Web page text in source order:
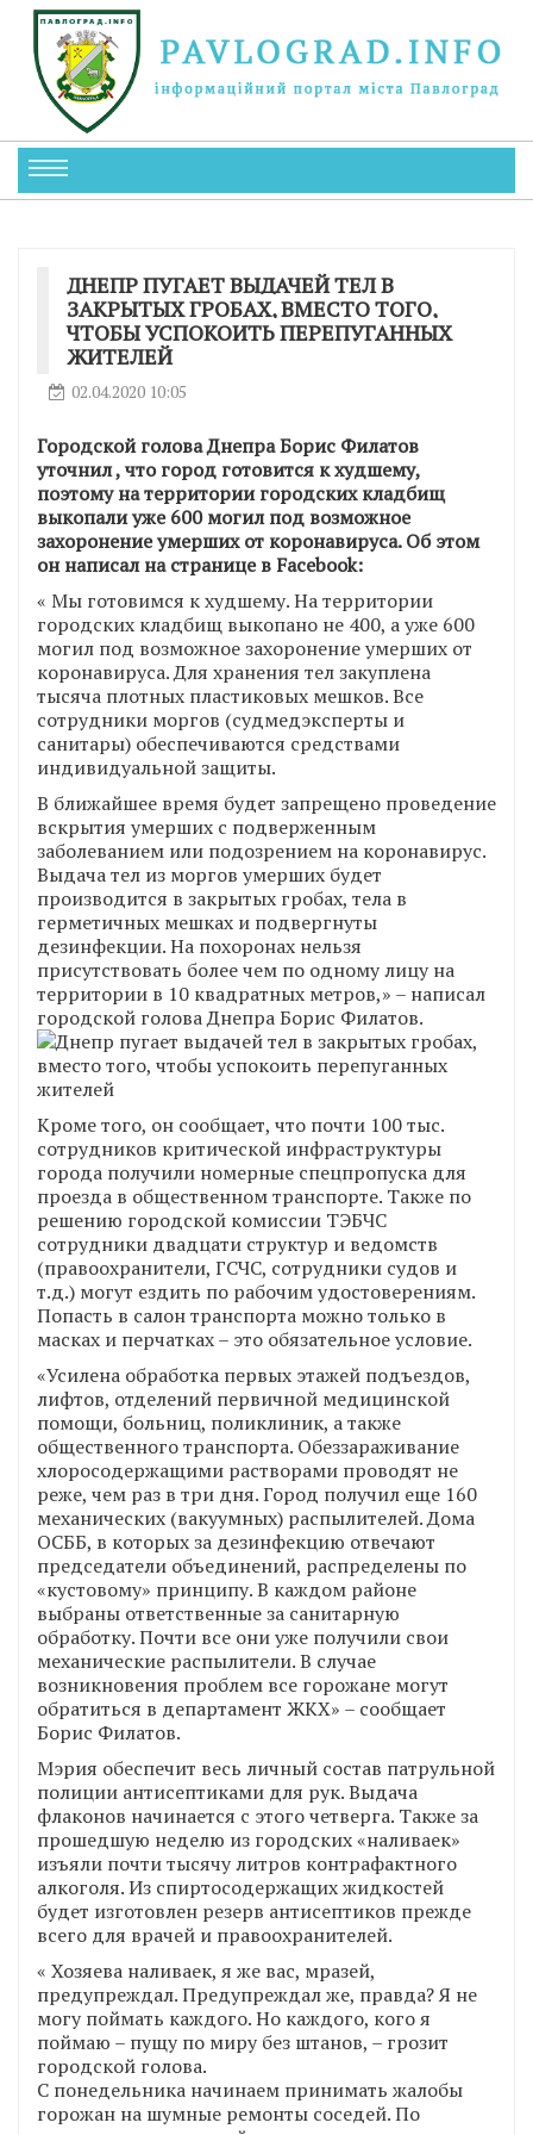
ДНЕПР ПУГАЕТ ВЫДАЧЕЙ ТЕЛ В
ЗАКРЫТЫХ ГРОБАХ, ВМЕСТО ТОГО,
ЧТОБЫ УСПОКОИТЬ ПЕРЕПУГАННЫХ
ЖИТЕЛЕЙ
02.04.2020 10:05
Городской голова Днепра Борис Филатов
уточнил , что город готовится к худшему,
поэтому на территории городских кладбищ
выкопали уже 600 могил под возможное
захоронение умерших от коронавируса. Об этом
он написал на странице в Facebook:
« Мы готовимся к худшему. На территории
городских кладбищ выкопано не 400, а уже 600
могил под возможное захоронение умерших от
коронавируса. Для хранения тел закуплена
тысяча плотных пластиковых мешков. Все
сотрудники моргов (судмедэксперты и
санитары) обеспечиваются средствами
индивидуальной защиты.
В ближайшее время будет запрещено проведение
вскрытия умерших с подверженным
заболеванием или подозрением на коронавирус.
Выдача тел из моргов умерших будет
производится в закрытых гробах, тела в
герметичных мешках и подвергнуты
дезинфекции. На похоронах нельзя
присутствовать более чем по одному лицу на
территории в 10 квадратных метров,» – написал
городской голова Днепра Борис Филатов.
Кроме того, он сообщает, что почти 100 тыс.
сотрудников критической инфраструктуры
города получили номерные спецпропуска для
проезда в общественном транспорте. Также по
решению городской комиссии ТЭБЧС
сотрудники двадцати структур и ведомств
(правоохранители, ГСЧС, сотрудники судов и
т.д.) могут ездить по рабочим удостоверениям.
Попасть в салон транспорта можно только в
масках и перчатках – это обязательное условие.
«Усилена обработка первых этажей подъездов,
лифтов, отделений первичной медицинской
помощи, больниц, поликлиник, а также
общественного транспорта. Обеззараживание
хлоросодержащими растворами проводят не
реже, чем раз в три дня. Город получил еще 160
механических (вакуумных) распылителей. Дома
ОСББ, в которых за дезинфекцию отвечают
председатели объединений, распределены по
«кустовому» принципу. В каждом районе
выбраны ответственные за санитарную
обработку. Почти все они уже получили свои
механические распылители. В случае
возникновения проблем все горожане могут
обратиться в департамент ЖКХ» – сообщает
Борис Филатов.
Мэрия обеспечит весь личный состав патрульной
полиции антисептиками для рук. Выдача
флаконов начинается с этого четверга. Также за
прошедшую неделю из городских «наливаек»
изъяли почти тысячу литров контрафактного
алкоголя. Из спиртосодержащих жидкостей
будет изготовлен резерв антисептиков прежде
всего для врачей и правоохранителей.
« Хозяева наливаек, я же вас, мразей,
предупреждал. Предупреждал же, правда? Я не
могу поймать каждого. Но каждого, кого я
поймаю – пущу по миру без штанов, – грозит
городской голова.
С понедельника начинаем принимать жалобы
горожан на шумные ремонты соседей. По